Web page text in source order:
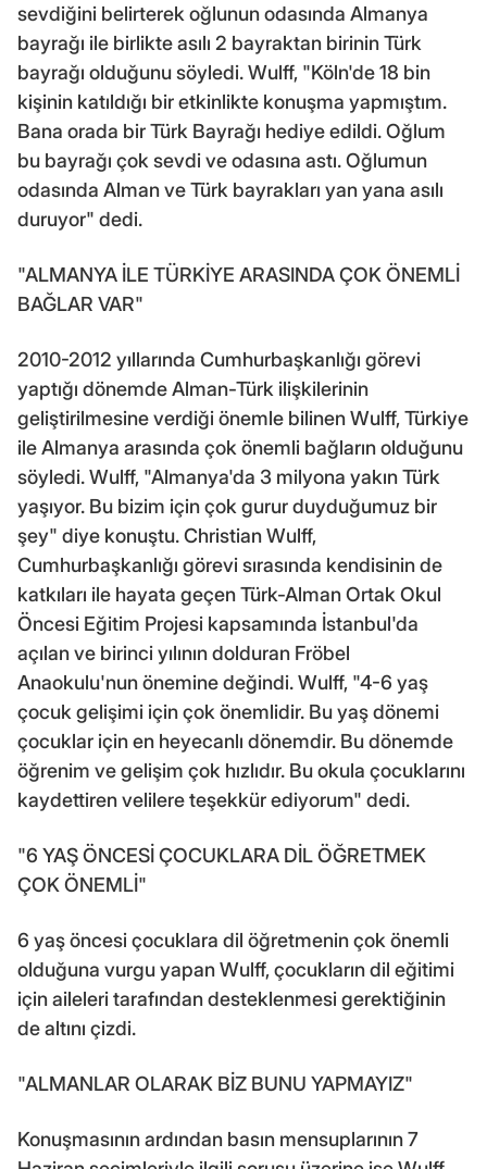
sevdiğini belirterek oğlunun odasında Almanya
bayrağı ile birlikte asılı 2 bayraktan birinin Türk
bayrağı olduğunu söyledi. Wulff, "Köln'de 18 bin
kişinin katıldığı bir etkinlikte konuşma yapmıştım.
Bana orada bir Türk Bayrağı hediye edildi. Oğlum
bu bayrağı çok sevdi ve odasına astı. Oğlumun
odasında Alman ve Türk bayrakları yan yana asılı
duruyor" dedi.
"ALMANYA İLE TÜRKİYE ARASINDA ÇOK ÖNEMLİ
BAĞLAR VAR"
2010-2012 yıllarında Cumhurbaşkanlığı görevi
yaptığı dönemde Alman-Türk ilişkilerinin
geliştirilmesine verdiği önemle bilinen Wulff, Türkiye
ile Almanya arasında çok önemli bağların olduğunu
söyledi. Wulff, "Almanya'da 3 milyona yakın Türk
yaşıyor. Bu bizim için çok gurur duyduğumuz bir
şey" diye konuştu. Christian Wulff,
Cumhurbaşkanlığı görevi sırasında kendisinin de
katkıları ile hayata geçen Türk-Alman Ortak Okul
Öncesi Eğitim Projesi kapsamında İstanbul'da
açılan ve birinci yılının dolduran Fröbel
Anaokulu'nun önemine değindi. Wulff, "4-6 yaş
çocuk gelişimi için çok önemlidir. Bu yaş dönemi
çocuklar için en heyecanlı dönemdir. Bu dönemde
öğrenim ve gelişim çok hızlıdır. Bu okula çocuklarını
kaydettiren velilere teşekkür ediyorum" dedi.
"6 YAŞ ÖNCESİ ÇOCUKLARA DİL ÖĞRETMEK
ÇOK ÖNEMLİ"
6 yaş öncesi çocuklara dil öğretmenin çok önemli
olduğuna vurgu yapan Wulff, çocukların dil eğitimi
için aileleri tarafından desteklenmesi gerektiğinin
de altını çizdi.
"ALMANLAR OLARAK BİZ BUNU YAPMAYIZ"
Konuşmasının ardından basın mensuplarının 7